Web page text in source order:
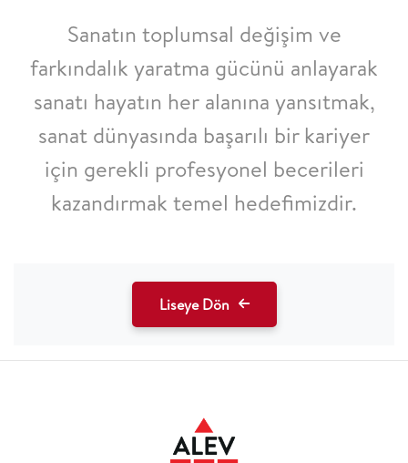
Sanatın toplumsal değişim ve
farkındalık yaratma gücünü anlayarak
sanatı hayatın her alanına yansıtmak,
sanat dünyasında başarılı bir kariyer
için gerekli profesyonel becerileri
kazandırmak temel hedefimizdir.
Liseye Dön